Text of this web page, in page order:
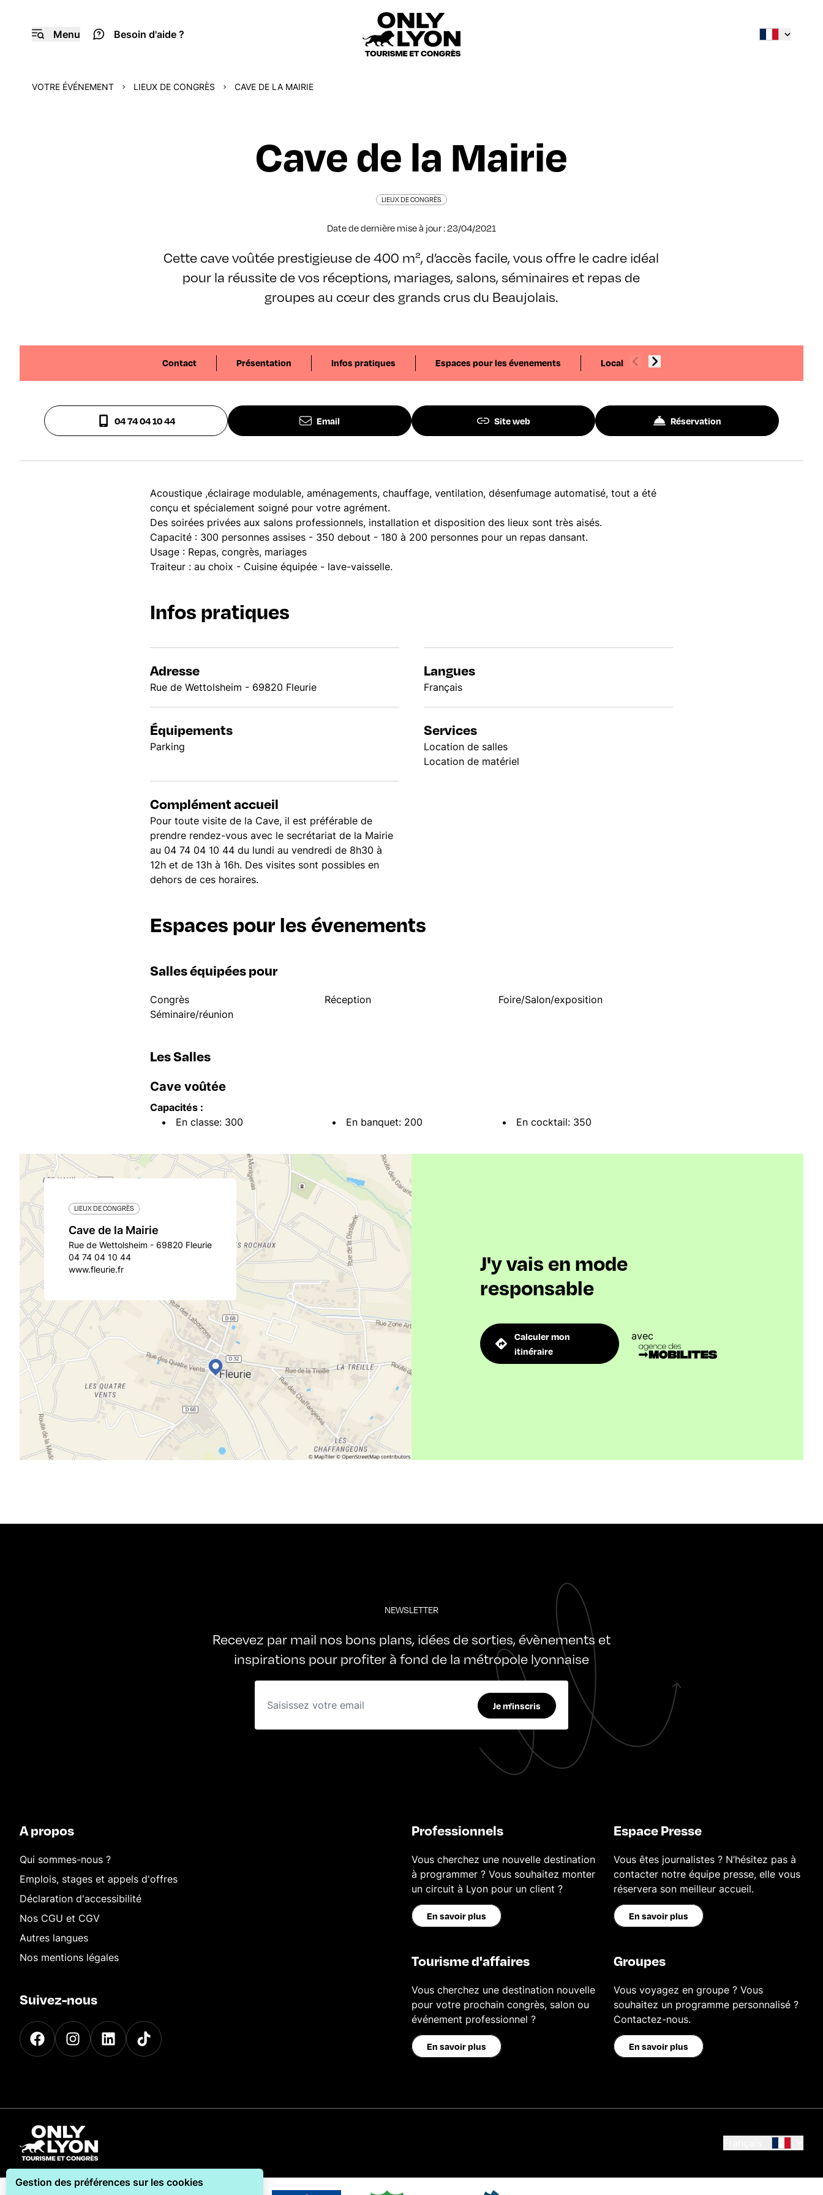
Menu Besoin d'aide ?
VOTRE ÉVÉNEMENT LIEUX DE CONGRÈS CAVE DE LA MAIRIE
Cave de la Mairie
LIEUX DE CONGRÈS
Date de dernière mise à jour : 23/04/2021
Cette cave voûtée prestigieuse de 400 m², d’accès facile, vous offre le cadre idéal
pour la réussite de vos réceptions, mariages, salons, séminaires et repas de
groupes au cœur des grands crus du Beaujolais.
Contact Présentation Infos pratiques Espaces pour les évenements Localisation
04 74 04 10 44 Email Site web Réservation
Acoustique ,éclairage modulable, aménagements, chauffage, ventilation, désenfumage automatisé, tout a été
conçu et spécialement soigné pour votre agrément.
Des soirées privées aux salons professionnels, installation et disposition des lieux sont très aisés.
Capacité : 300 personnes assises - 350 debout - 180 à 200 personnes pour un repas dansant.
Usage : Repas, congrès, mariages
Traiteur : au choix - Cuisine équipée - lave-vaisselle.
Infos pratiques
Adresse
Rue de Wettolsheim - 69820 Fleurie
Langues
Français
Équipements
Parking
Services
Location de salles
Location de matériel
Complément accueil
Pour toute visite de la Cave, il est préférable de
prendre rendez-vous avec le secrétariat de la Mairie
au 04 74 04 10 44 du lundi au vendredi de 8h30 à
12h et de 13h à 16h. Des visites sont possibles en
dehors de ces horaires.
Espaces pour les évenements
Salles équipées pour
Congrès Réception
Foire/Salon/exposition
Séminaire/réunion
Les Salles
Cave voûtée
Capacités :
En classe: 300
En banquet: 200 En cocktail: 350
LIEUX DE CONGRÈS
Cave de la Mairie
Rue de Wettolsheim - 69820 Fleurie
04 74 04 10 44
www.fleurie.fr
J'y vais en mode
responsable
Calculer mon
itinéraire
avec
NEWSLETTER
Recevez par mail nos bons plans, idées de sorties, évènements et
inspirations pour profiter à fond de la métropole lyonnaise
Je m'inscris
A propos
Qui sommes-nous ?
Emplois, stages et appels d'offres
Déclaration d'accessibilité
Nos CGU et CGV
Autres langues
Nos mentions légales
Suivez-nous
Professionnels
Vous cherchez une nouvelle destination
à programmer ? Vous souhaitez monter
un circuit à Lyon pour un client ?
En savoir plus
Espace Presse
Vous êtes journalistes ? N’hésitez pas à
contacter notre équipe presse, elle vous
réservera son meilleur accueil.
En savoir plus
Tourisme d'affaires
Vous cherchez une destination nouvelle
pour votre prochain congrès, salon ou
événement professionnel ?
En savoir plus
Groupes
Vous voyagez en groupe ? Vous
souhaitez un programme personnalisé ?
Contactez-nous.
En savoir plus
Gestion des préférences sur les cookies